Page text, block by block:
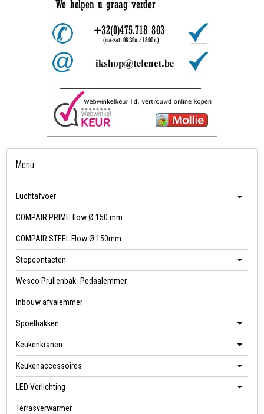
Menu
Luchtafvoer
COMPAIR PRIME flow Ø 150 mm
COMPAIR STEEL Flow Ø 150mm
Stopcontacten
Wesco Prullenbak- Pedaalemmer
Inbouw afvalemmer
Spoelbakken
Keukenkranen
Keukenaccessoires
LED Verlichting
Terrasverwarmer